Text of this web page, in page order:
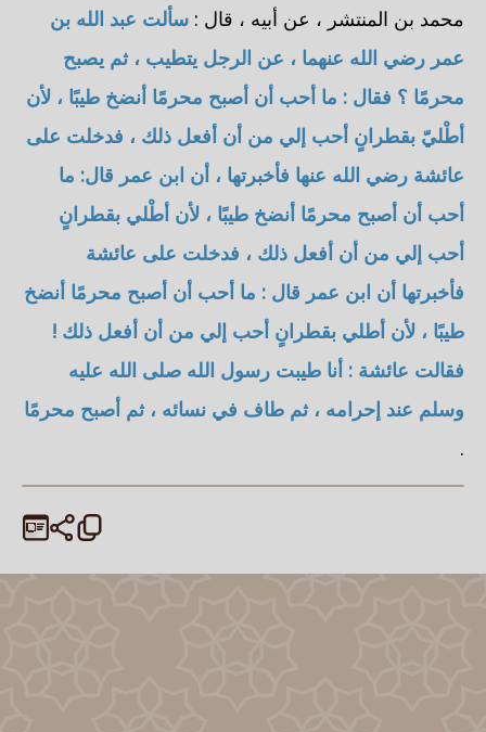
محمد بن المنتشر ، عن أبيه ، قال : سألت عبد الله بن
عمر رضي الله عنهما ، عن الرجل يتطيب ، ثم يصبح
محرمًا ؟ فقال : ما أحب أن أصبح محرمًا أنضخ طيبًا ، لأن
أطْليّ بقطرانٍ أحب إلي من أن أفعل ذلك ، فدخلت على
عائشة رضي الله عنها فأخبرتها ، أن ابن عمر قال: ما
أحب أن أصبح محرمًا أنضخ طيبًا ، لأن أطْلي بقطرانٍ
أحب إلي من أن أفعل ذلك ، فدخلت على عائشة
فأخبرتها أن ابن عمر قال : ما أحب أن أصبح محرمًا أنضخ
طيبًا ، لأن أطلي بقطرانٍ أحب إلي من أن أفعل ذلك !
فقالت عائشة : أنا طيبت رسول الله صلى الله عليه
وسلم عند إحرامه ، ثم طاف في نسائه ، ثم أصبح محرمًا
.